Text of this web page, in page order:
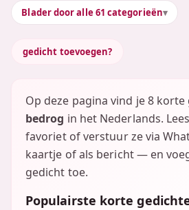
Blader door alle 61 categorieën
gedicht toevoegen?
Op deze pagina vind je 8
bedrog in het Nederlands.
favoriet of verstuur ze via
kaartje of als bericht — en
gedicht toe.
Populairste korte